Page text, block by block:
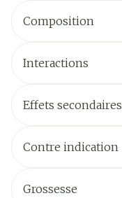
Composition
Interactions
Effets secondaires
Contre indication
Grossesse